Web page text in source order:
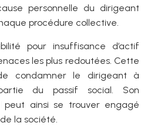
personnelle du dirigeant
procédure collective.
pour insuffisance d’actif
les plus redoutées. Cette
condamner le dirigeant à
du passif social. Son
peut ainsi se trouver engagé
la société.